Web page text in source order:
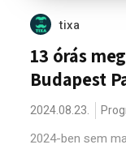
tixa
13 órás
Budapest
2024.08.23.
2024-ben sem